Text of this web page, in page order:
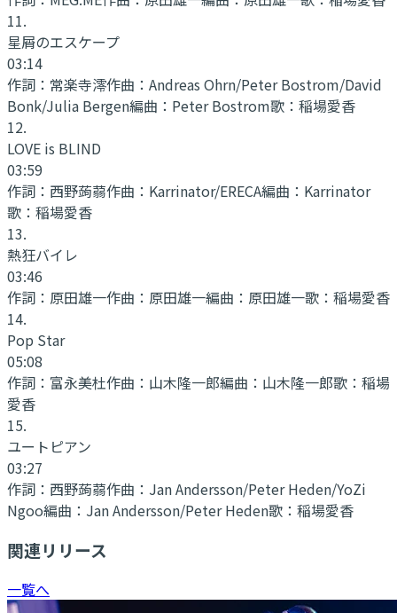
11.
星屑のエスケープ
03:14
作詞： 常楽寺澪作曲： Andreas Ohrn/Peter Bostrom/David
Bonk/Julia Bergen編曲： Peter Bostrom歌： 稲場愛香
12.
LOVE is BLIND
03:59
作詞： 西野蒟蒻作曲： Karrinator/ERECA編曲： Karrinator
歌： 稲場愛香
13.
熱狂バイレ
03:46
作詞： 原田雄一作曲： 原田雄一編曲： 原田雄一歌： 稲場愛香
14.
Pop Star
05:08
作詞： 富永美杜作曲： 山木隆一郎編曲： 山木隆一郎歌： 稲場
愛香
15.
ユートピアン
03:27
作詞： 西野蒟蒻作曲： Jan Andersson/Peter Heden/YoZi
Ngoo編曲： Jan Andersson/Peter Heden歌： 稲場愛香
関連リリース
一覧へ